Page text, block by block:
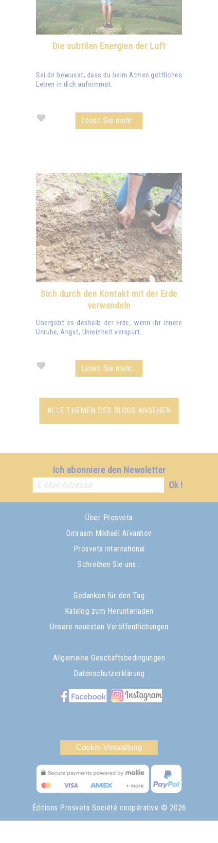
Die subtilen Energien der Luft
Sei dir bewusst, dass du beim Atmen göttliches
Leben in dich aufnimmst.
Lesen Sie mehr...
Sich durch den Kontakt mit der Erde
verwandeln
Übergebt es deshalb der Erde, wenn ihr innere
Unruhe, Angst, Unreinheit verspürt...
Lesen Sie mehr...
ALLE THEMEN DES BLOGS ANSEHEN
Ich abonniere den Newsletter
Ok !
Über Prosveta
Omraam Mikhaël Aïvanhov
Prosveta international
Schreiben Sie uns…
Gedanken für den Tag
Katalog zum Herunterladen
Unsere neuesten Veröffentlichungen
Allgemeine Geschäftsbedingungen
Datenschutzerklärung
Cookie-Verwaltung
Éditions Prosveta Société coopérative © 2026